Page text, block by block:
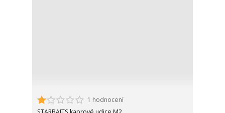
1 hodnocení